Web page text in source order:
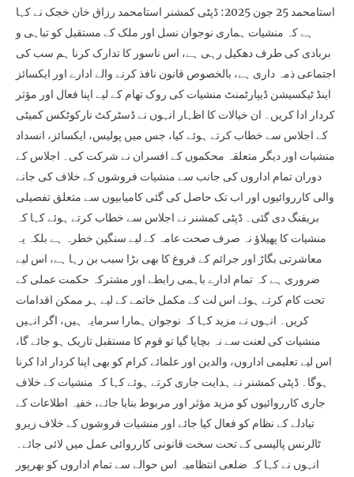
استامحمد 25 جون 2025: ڈپٹی کمشنر استامحمد رزاق خان خجک نے کہا
ہے کہ منشیات ہماری نوجوان نسل اور ملک کے مستقبل کو تباہی و
بربادی کی طرف دھکیل رہی ہے، اس ناسور کا تدارک کرنا ہم سب کی
اجتماعی ذمہ داری ہے، بالخصوص قانون نافذ کرنے والے ادارے اور ایکسائز
اینڈ ٹیکسیشن ڈیپارٹمنٹ منشیات کی روک تھام کے لیے اپنا فعال اور مؤثر
کردار ادا کریں۔ ان خیالات کا اظہار انہوں نے ڈسٹرکٹ نارکوٹکس کمیٹی
کے اجلاس سے خطاب کرتے ہوئے کیا، جس میں پولیس، ایکسائز، انسداد
منشیات اور دیگر متعلقہ محکموں کے افسران نے شرکت کی۔ اجلاس کے
دوران تمام اداروں کی جانب سے منشیات فروشوں کے خلاف کی جانے
والی کارروائیوں اور اب تک حاصل کی گئی کامیابیوں سے متعلق تفصیلی
بریفنگ دی گئی۔ ڈپٹی کمشنر نے اجلاس سے خطاب کرتے ہوئے کہا کہ
منشیات کا پھیلاؤ نہ صرف صحت عامہ کے لیے سنگین خطرہ ہے بلکہ یہ
معاشرتی بگاڑ اور جرائم کے فروغ کا بھی بڑا سبب بن رہا ہے، اس لیے
ضروری ہے کہ تمام ادارے باہمی رابطے اور مشترکہ حکمت عملی کے
تحت کام کرتے ہوئے اس لت کے مکمل خاتمے کے لیے ہر ممکن اقدامات
کریں۔ انہوں نے مزید کہا کہ نوجوان ہمارا سرمایہ ہیں، اگر انہیں
منشیات کی لعنت سے نہ بچایا گیا تو قوم کا مستقبل تاریک ہو جائے گا،
اس لیے تعلیمی اداروں، والدین اور علمائے کرام کو بھی اپنا کردار ادا کرنا
ہوگا۔ ڈپٹی کمشنر نے ہدایت جاری کرتے ہوئے کہا کہ منشیات کے خلاف
جاری کارروائیوں کو مزید مؤثر اور مربوط بنایا جائے، خفیہ اطلاعات کے
تبادلے کے نظام کو فعال کیا جائے اور منشیات فروشوں کے خلاف زیرو
ٹالرنس پالیسی کے تحت سخت قانونی کارروائی عمل میں لائی جائے۔
انہوں نے کہا کہ ضلعی انتظامیہ اس حوالے سے تمام اداروں کو بھرپور